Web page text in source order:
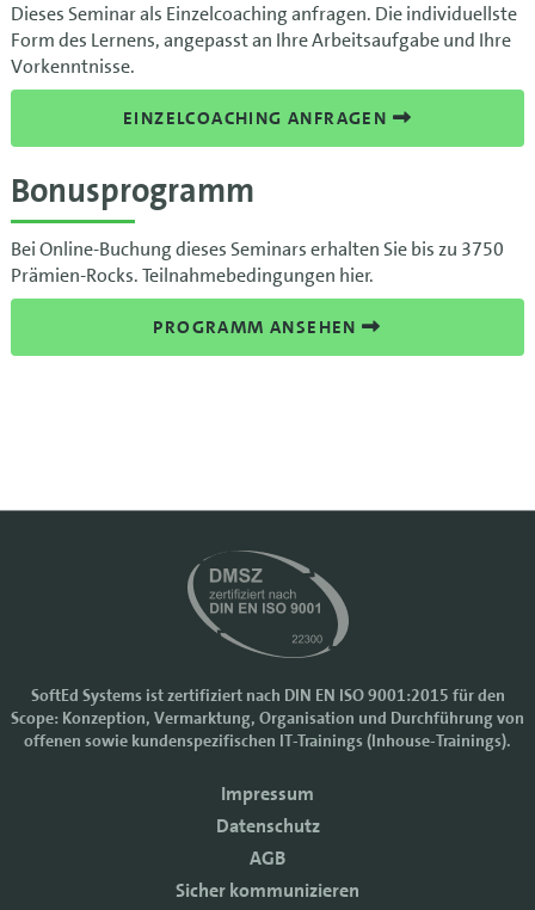
Dieses Seminar als Einzelcoaching anfragen. Die individuellste
Form des Lernens, angepasst an Ihre Arbeitsaufgabe und Ihre
Vorkenntnisse.
EINZELCOACHING ANFRAGEN
Bonusprogramm
Bei Online-Buchung dieses Seminars erhalten Sie bis zu 3750
Prämien-Rocks. Teilnahmebedingungen hier.
PROGRAMM ANSEHEN
SoftEd Systems ist zertifiziert nach DIN EN ISO 9001:2015 für den
Scope: Konzeption, Vermarktung, Organisation und Durchführung von
offenen sowie kundenspezifischen IT-Trainings (Inhouse-Trainings).
Impressum
Datenschutz
AGB
Sicher kommunizieren
Cookie-Einstellungen
verbessern. Manche Cookies sind notwendig, damit unsere Website
funktioniert. Mit anderen Cookies können wir die Zugriffe auf die
Mit einem Klick auf "Zustimmen" akzeptieren sie diese Verarbeitung
und auch die Weitergabe Ihrer Daten an Drittanbieter. Die Daten